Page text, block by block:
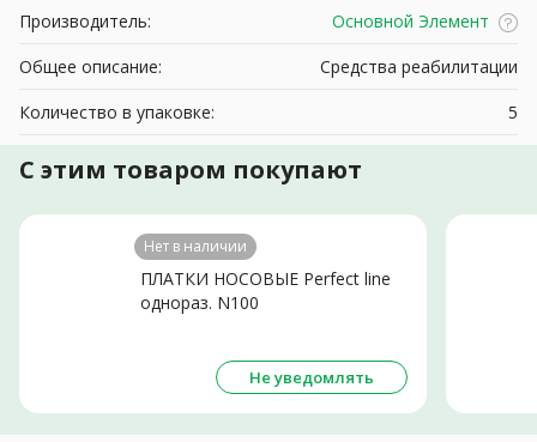
Производитель:
Основной Элемент
Общее описание:
Средства реабилитации
Количество в упаковке:
5
С этим товаром покупают
Нет в наличии
ПЛАТКИ НОСОВЫЕ Perfect line
однораз. N100
Не уведомлять